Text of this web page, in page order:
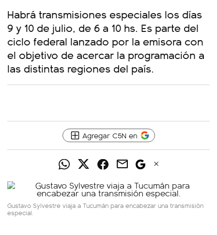
Habrá transmisiones especiales los días
9 y 10 de julio, de 6 a 10 hs. Es parte del
ciclo federal lanzado por la emisora con
el objetivo de acercar la programación a
las distintas regiones del país.
Agregar C5N en
Gustavo Sylvestre viaja a Tucumán para encabezar una transmisión
especial.